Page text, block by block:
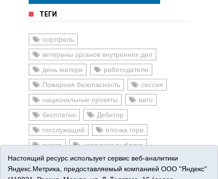
ТЕГИ
портфель
ветераны органов внутренних дел
день матери
работодатели
Пожарная безопасность
сессия
национальные проекты
авто
бесплатно
Дебитор
госслужащий
ёлочка гори
знамя
народная рыбалка
парк семейный
Настоящий ресурс использует сервис веб-аналитики
Яндекс.Метрика, предоставляемый компанией ООО "Яндекс"